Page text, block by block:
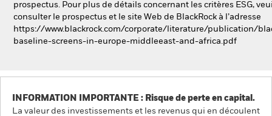
prospectus. Pour plus de détails concernant les critères ESG,
consulter le prospectus et le site Web de BlackRock à l’adresse
https://www.blackrock.com/corporate/literature/publication/
baseline-screens-in-europe-middleeast-and-africa.pdf
INFORMATION IMPORTANTE : Risque de perte en capital.
La valeur des investissements et les revenus qui en découlent